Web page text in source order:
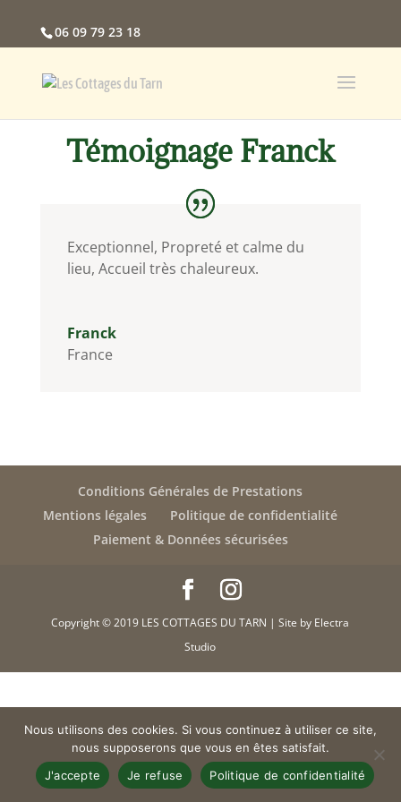
06 09 79 23 18
Témoignage Franck
Exceptionnel, Propreté et calme du
lieu, Accueil très chaleureux.
Franck
France
Conditions Générales de Prestations
Mentions légales
Politique de confidentialité
Paiement & Données sécurisées
Copyright © 2019 LES COTTAGES DU TARN | Site by Electra
Studio
Nous utilisons des cookies. Si vous continuez à utiliser ce site,
nous supposerons que vous en êtes satisfait.
J'accepte
Je refuse Politique de confidentialité